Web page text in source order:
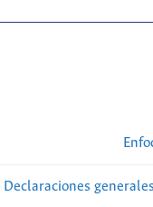
Declaraciones